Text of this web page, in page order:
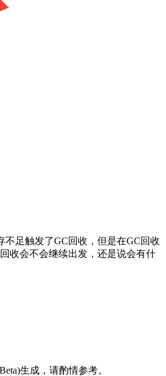
不足触发了GC回收，但是在GC回收
收会不会继续出发，还是说会有什
生成，请酌情参考。